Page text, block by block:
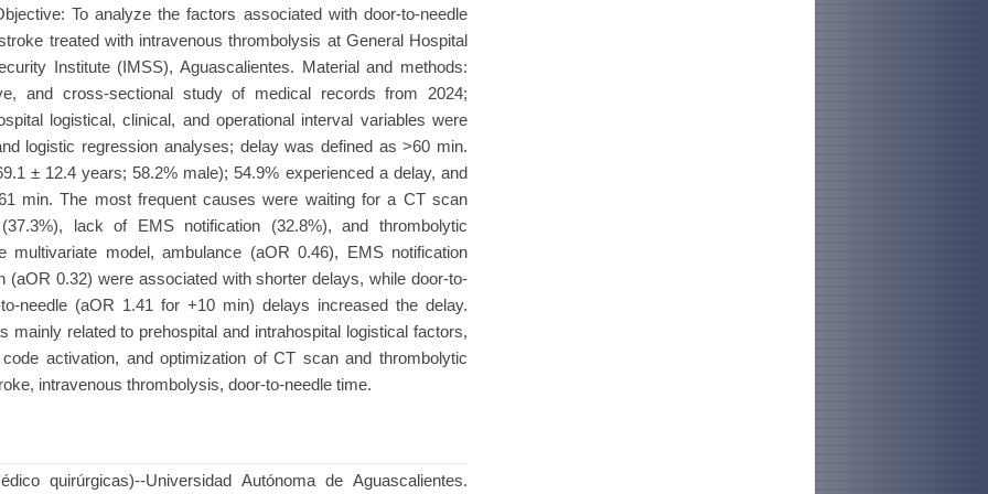
To analyze the factors associated with door-to-needle
treated with intravenous thrombolysis at General Hospital
Institute (IMSS), Aguascalientes. Material and methods:
and cross-sectional study of medical records from 2024;
logistical, clinical, and operational interval variables were
logistic regression analyses; delay was defined as >60 min.
± 12.4 years; 58.2% male); 54.9% experienced a delay, and
min. The most frequent causes were waiting for a CT scan
lack of EMS notification (32.8%), and thrombolytic
multivariate model, ambulance (aOR 0.46), EMS notification
(aOR 0.32) were associated with shorter delays, while door-to-
needle (aOR 1.41 for +10 min) delays increased the delay.
mainly related to prehospital and intrahospital logistical factors,
activation, and optimization of CT scan and thrombolytic
intravenous thrombolysis, door-to-needle time.
quirúrgicas)--Universidad Autónoma de Aguascalientes.